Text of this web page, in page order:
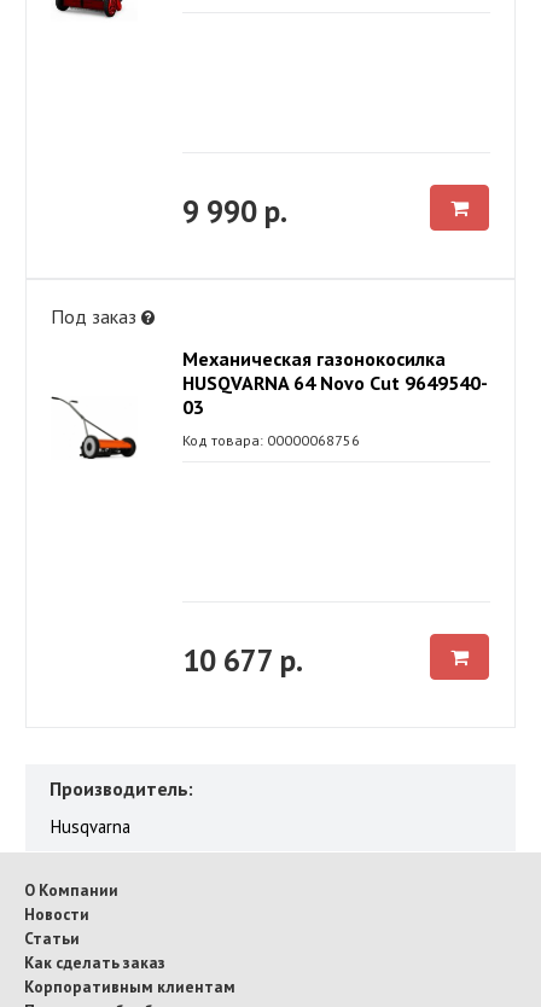
9 990 р.
Под заказ
Механическая газонокосилка
HUSQVARNA 64 Novo Cut 9649540-
03
Код товара: 00000068756
10 677 р.
Производитель:
Husqvarna
О Компании
Новости
Статьи
Как сделать заказ
Корпоративным клиентам